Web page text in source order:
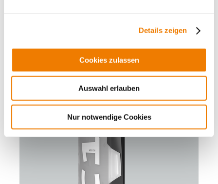
Details zeigen
Cookies zulassen
Auswahl erlauben
Nur notwendige Cookies
direct and reversing starter 0.1 - 6.6 A
More